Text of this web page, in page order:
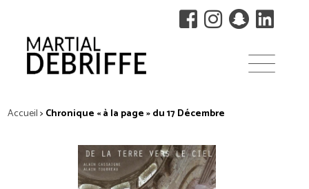
Accueil> Chronique « à la page » du 17 Décembre